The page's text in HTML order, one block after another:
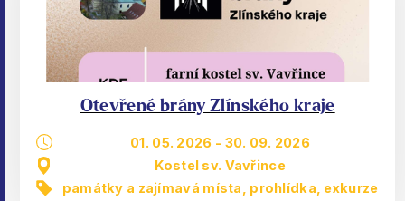
Otevřené brány Zlínského kraje
01. 05. 2026 - 30. 09. 2026
Kostel sv. Vavřince
památky a zajímavá místa
prohlídka, exkurze